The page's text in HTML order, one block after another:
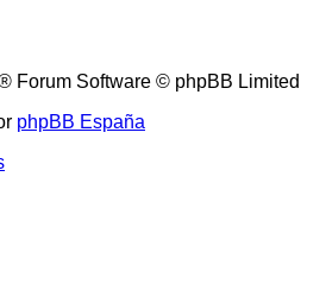
Forum Software © phpBB Limited
phpBB España